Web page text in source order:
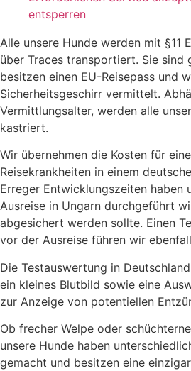
entsperren
Alle unsere Hunde werden mit §11
über Traces transportiert. Sie sind
besitzen einen EU-Reisepass und
Sicherheitsgeschirr vermittelt.
Vermittlungsalter, werden alle
kastriert.
Wir übernehmen die Kosten für
Reisekrankheiten in einem
Erreger Entwicklungszeiten haben
Ausreise in Ungarn durchgeführt
abgesichert werden sollte. Einen
vor der Ausreise führen wir
Die Testauswertung in
ein kleines Blutbild sowie eine
zur Anzeige von potentiellen
Ob frecher Welpe oder
unsere Hunde haben
gemacht und besitzen eine